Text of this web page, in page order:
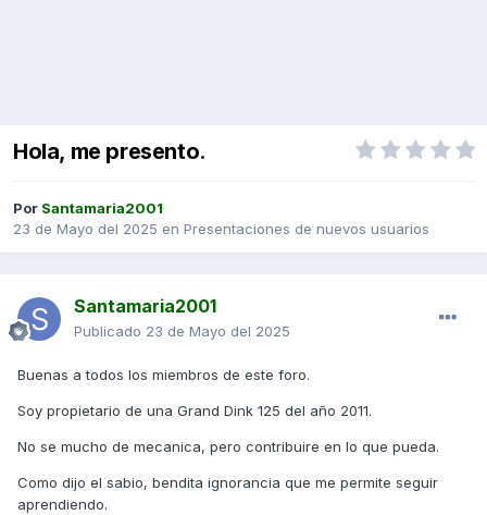
Hola, me presento.
Por Santamaria2001
23 de Mayo del 2025 en Presentaciones de nuevos usuarios
Santamaria2001
Publicado 23 de Mayo del 2025
Buenas a todos los miembros de este foro.
Soy propietario de una Grand Dink 125 del año 2011.
No se mucho de mecanica, pero contribuire en lo que pueda.
Como dijo el sabio, bendita ignorancia que me permite seguir
aprendiendo.